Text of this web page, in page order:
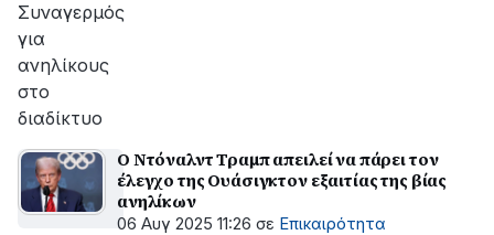
Συναγερμός
για
ανηλίκους
στο
διαδίκτυο
Ο Ντόναλντ Τραμπ απειλεί να πάρει τον
έλεγχο της Ουάσιγκτον εξαιτίας της βίας
ανηλίκων
06 Αυγ 2025 11:26 σε Επικαιρότητα